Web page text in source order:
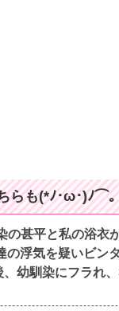
らも(*ﾉ･ω･)ﾉ⌒
の甚平と私の浴衣
の浮気を疑いビン
幼馴染にフラれ